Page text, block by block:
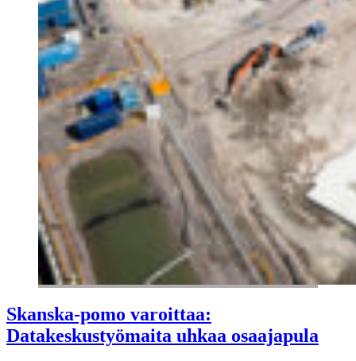
Skanska-pomo varoittaa:
Datakeskustyömaita uhkaa osaajapula